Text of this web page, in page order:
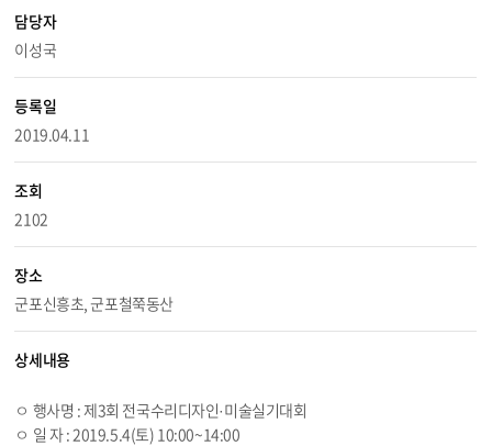
담당자
이성국
등록일
2019.04.11
조회
2102
장소
군포신흥초, 군포철쭉동산
상세내용
ㅇ 행사명 : 제3회 전국수리디자인·미술실기대회
ㅇ 일 자 : 2019.5.4(토) 10:00~14:00